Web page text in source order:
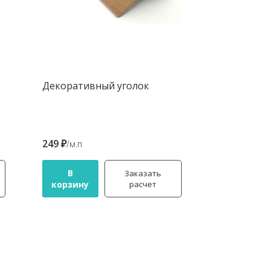
Декоративный уголок
249 ₽/м.п
В
корзину
Заказать
расчет